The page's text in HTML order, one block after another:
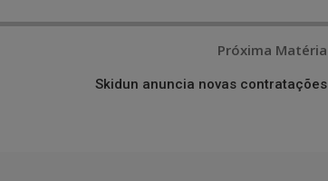
Próxima Matéria
Skidun anuncia novas contratações